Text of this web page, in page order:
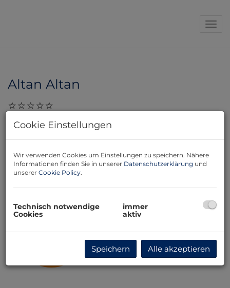
Altan Altan
27.02.2026, 09:36
rundum zufrieden von Ihr.
Niederösterreich
Cookie Einstellungen
Wir verwenden Cookies um Einstellungen zu speichern. Nähere
Informationen finden Sie in unserer Datenschutzerklärung und
unserer Cookie Policy.
Technisch notwendige
Cookies
immer
aktiv
Speichern Alle akzeptieren